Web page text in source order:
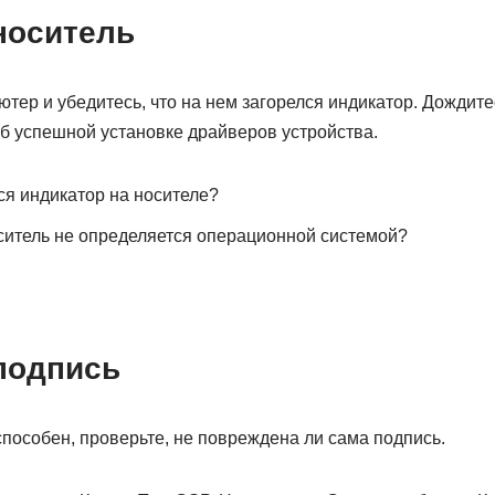
и убедитесь, что на нем загорелся индикатор.
успешной установке драйверов устройства.
индикатор на носителе?
не определяется операционной системой?
проверьте, не повреждена ли сама подпись.